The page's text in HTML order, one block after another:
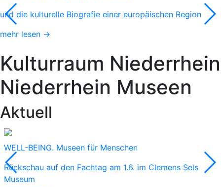
und die kulturelle Biografie einer europäischen Region
mehr lesen →
Kulturraum Niederrhein
Niederrhein Museen
Aktuell
WELL-BEING. Museen für Menschen
Rückschau auf den Fachtag am 1.6. im Clemens Sels
Museum